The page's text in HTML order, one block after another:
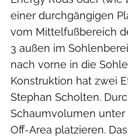
einer durchgängigen
vom Mittelfußbereich
3 außen im
nach vorne in die
Konstruktion hat zwei
Stephan Scholten.
Schaumvolumen unter
Off-Area platzieren.